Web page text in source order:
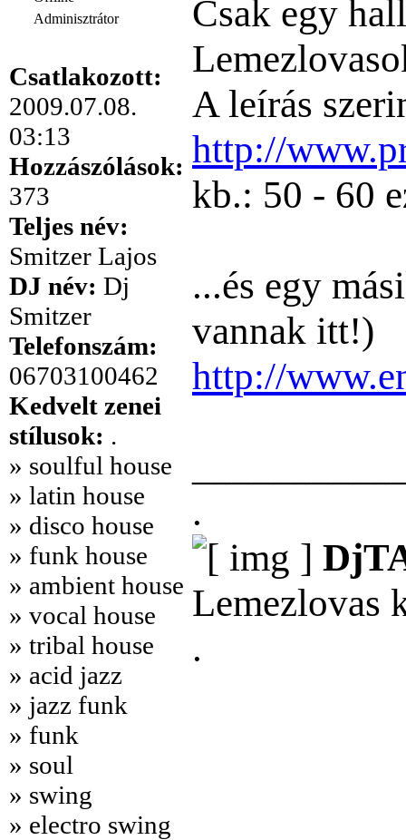
Adminisztrátor
Csatlakozott:
2009.07.08.
03:13
Hozzászólások:
373
Teljes név:
Smitzer Lajos
DJ név: Dj
Smitzer
Telefonszám:
06703100462
Kedvelt zenei
stílusok: .
» soulful house
» latin house
» disco house
» funk house
» ambient house
» vocal house
» tribal house
» acid jazz
» jazz funk
» funk
» soul
» swing
» electro swing
Csak egy
A leírás
http://
kb.: 50 - 60
...és egy
vannak itt!)
http://
.
Lemezlovas
.